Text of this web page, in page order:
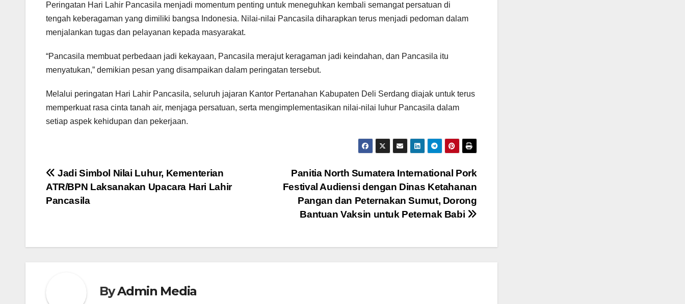
Peringatan Hari Lahir Pancasila menjadi momentum penting untuk meneguhkan kembali semangat persatuan di
tengah keberagaman yang dimiliki bangsa Indonesia. Nilai-nilai Pancasila diharapkan terus menjadi pedoman dalam
menjalankan tugas dan pelayanan kepada masyarakat.
“Pancasila membuat perbedaan jadi kekayaan, Pancasila merajut keragaman jadi keindahan, dan Pancasila itu
menyatukan,” demikian pesan yang disampaikan dalam peringatan tersebut.
Melalui peringatan Hari Lahir Pancasila, seluruh jajaran Kantor Pertanahan Kabupaten Deli Serdang diajak untuk terus
memperkuat rasa cinta tanah air, menjaga persatuan, serta mengimplementasikan nilai-nilai luhur Pancasila dalam
setiap aspek kehidupan dan pekerjaan.
Navigasi
pos
Panitia North Sumatera International Pork
Festival Audiensi dengan Dinas Ketahanan
Pangan dan Peternakan Sumut, Dorong
Bantuan Vaksin untuk Peternak Babi
Jadi Simbol Nilai Luhur, Kementerian
ATR/BPN Laksanakan Upacara Hari Lahir
Pancasila
ByAdmin Media